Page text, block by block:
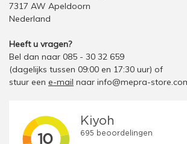
7317 AW Apeldoorn
Nederland
Heeft u vragen?
Bel dan naar 085 - 30 32 659
(dagelijks tussen 09:00 en 17:30 uur) of
stuur een e-mail naar info@mepra-